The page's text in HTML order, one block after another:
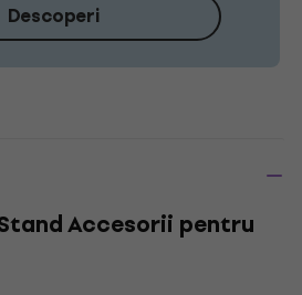
Descoperi
Accesorii pentru